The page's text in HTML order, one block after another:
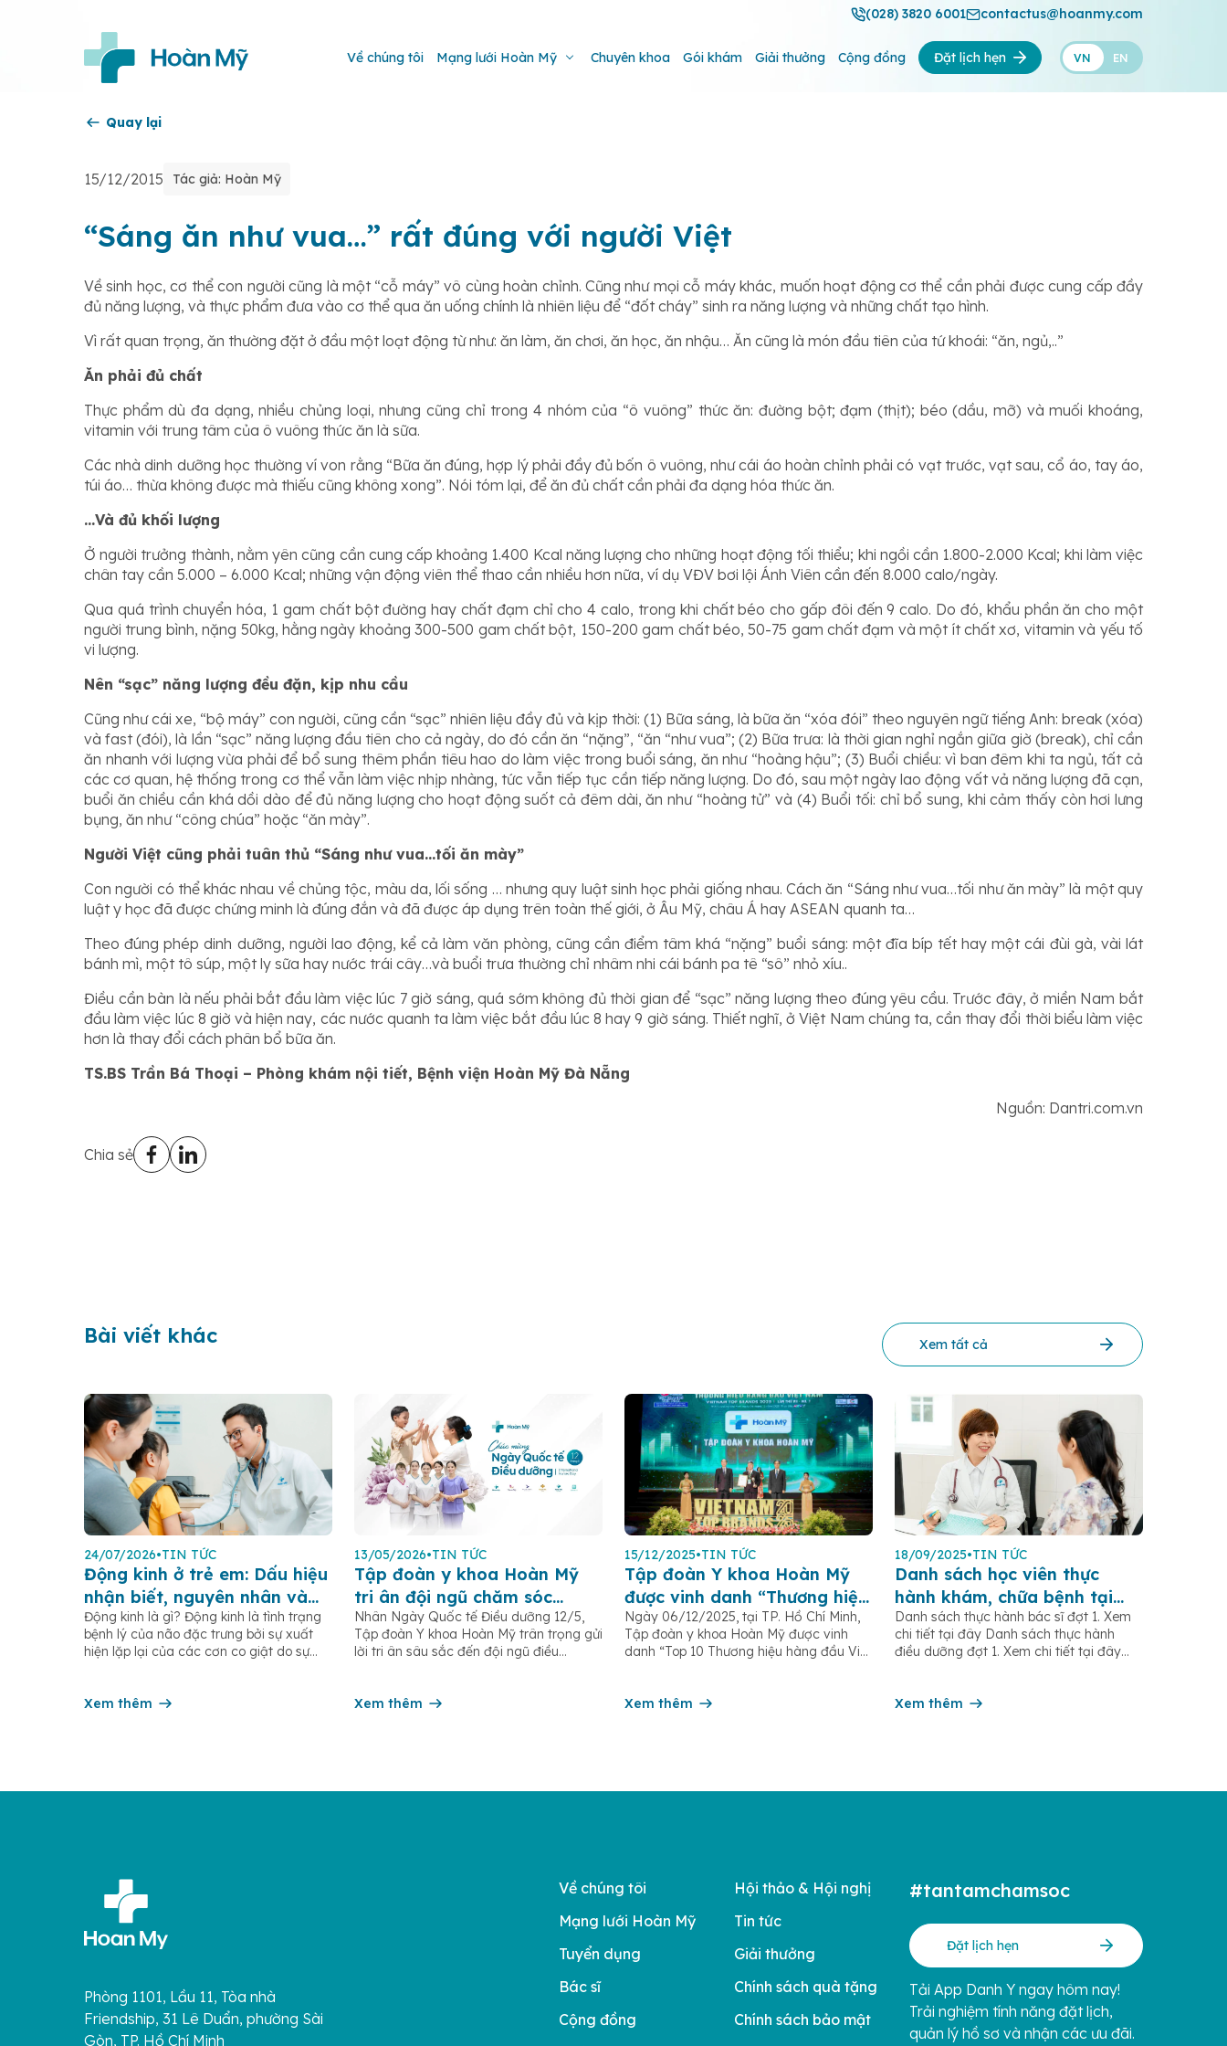
(028) 3820 6001 contactus@hoanmy.com
Về chúng tôi Mạng lưới Hoàn Mỹ Chuyên khoa Gói khám Giải thưởng Cộng đồng Đặt lịch hẹn VN EN
Quay lại
15/12/2015 Tác giả: Hoàn Mỹ
“Sáng ăn như vua…” rất đúng với người Việt
Về sinh học, cơ thể con người cũng là một “cỗ máy” vô cùng hoàn chỉnh. Cũng như mọi cỗ máy khác, muốn hoạt động cơ thể cần phải được cung cấp đầy
đủ năng lượng, và thực phẩm đưa vào cơ thể qua ăn uống chính là nhiên liệu để “đốt cháy” sinh ra năng lượng và những chất tạo hình.
Vì rất quan trọng, ăn thường đặt ở đầu một loạt động từ như: ăn làm, ăn chơi, ăn học, ăn nhậu… Ăn cũng là món đầu tiên của tứ khoái: “ăn, ngủ,..”
Ăn phải đủ chất
Thực phẩm dù đa dạng, nhiều chủng loại, nhưng cũng chỉ trong 4 nhóm của “ô vuông” thức ăn: đường bột; đạm (thịt); béo (dầu, mỡ) và muối khoáng,
vitamin với trung tâm của ô vuông thức ăn là sữa.
Các nhà dinh dưỡng học thường ví von rằng “Bữa ăn đúng, hợp lý phải đầy đủ bốn ô vuông, như cái áo hoàn chỉnh phải có vạt trước, vạt sau, cổ áo, tay áo,
túi áo… thừa không được mà thiếu cũng không xong”. Nói tóm lại, để ăn đủ chất cần phải đa dạng hóa thức ăn.
…Và đủ khối lượng
Ở người trưởng thành, nằm yên cũng cần cung cấp khoảng 1.400 Kcal năng lượng cho những hoạt động tối thiểu; khi ngồi cần 1.800-2.000 Kcal; khi làm việc
chân tay cần 5.000 – 6.000 Kcal; những vận động viên thể thao cần nhiều hơn nữa, ví dụ VĐV bơi lội Ánh Viên cần đến 8.000 calo/ngày.
Qua quá trình chuyển hóa, 1 gam chất bột đường hay chất đạm chỉ cho 4 calo, trong khi chất béo cho gấp đôi đến 9 calo. Do đó, khẩu phần ăn cho một
người trung bình, nặng 50kg, hằng ngày khoảng 300-500 gam chất bột, 150-200 gam chất béo, 50-75 gam chất đạm và một ít chất xơ, vitamin và yếu tố
vi lượng.
Nên “sạc” năng lượng đều đặn, kịp nhu cầu
Cũng như cái xe, “bộ máy” con người, cũng cần “sạc” nhiên liệu đầy đủ và kịp thời: (1) Bữa sáng, là bữa ăn “xóa đói” theo nguyên ngữ tiếng Anh: break (xóa)
và fast (đói), là lần “sạc” năng lượng đầu tiên cho cả ngày, do đó cần ăn “nặng”, “ăn “như vua”; (2) Bữa trưa: là thời gian nghỉ ngắn giữa giờ (break), chỉ cần
ăn nhanh với lượng vừa phải để bổ sung thêm phần tiêu hao do làm việc trong buổi sáng, ăn như “hoàng hậu”; (3) Buổi chiều: vì ban đêm khi ta ngủ, tất cả
các cơ quan, hệ thống trong cơ thể vẫn làm việc nhịp nhàng, tức vẫn tiếp tục cần tiếp năng lượng. Do đó, sau một ngày lao động vất vả năng lượng đã cạn,
buổi ăn chiều cần khá dồi dào để đủ năng lượng cho hoạt động suốt cả đêm dài, ăn như “hoàng tử” và (4) Buổi tối: chỉ bổ sung, khi cảm thấy còn hơi lưng
bụng, ăn như “công chúa” hoặc “ăn mày”.
Người Việt cũng phải tuân thủ “Sáng như vua…tối ăn mày”
Con người có thể khác nhau về chủng tộc, màu da, lối sống … nhưng quy luật sinh học phải giống nhau. Cách ăn “Sáng như vua…tối như ăn mày” là một quy
luật y học đã được chứng minh là đúng đắn và đã được áp dụng trên toàn thế giới, ở Âu Mỹ, châu Á hay ASEAN quanh ta…
Theo đúng phép dinh dưỡng, người lao động, kể cả làm văn phòng, cũng cần điểm tâm khá “nặng” buổi sáng: một đĩa bíp tết hay một cái đùi gà, vài lát
bánh mì, một tô súp, một ly sữa hay nước trái cây…và buổi trưa thường chỉ nhâm nhi cái bánh pa tê “sô” nhỏ xíu..
Điều cần bàn là nếu phải bắt đầu làm việc lúc 7 giờ sáng, quá sớm không đủ thời gian để “sạc” năng lượng theo đúng yêu cầu. Trước đây, ở miền Nam bắt
đầu làm việc lúc 8 giờ và hiện nay, các nước quanh ta làm việc bắt đầu lúc 8 hay 9 giờ sáng. Thiết nghĩ, ở Việt Nam chúng ta, cần thay đổi thời biểu làm việc
hơn là thay đổi cách phân bổ bữa ăn.
TS.BS Trần Bá Thoại – Phòng khám nội tiết, Bệnh viện Hoàn Mỹ Đà Nẵng
Nguồn: Dantri.com.vn
Chia sẻ
Bài viết khác Xem tất cả
24/07/2026•TIN TỨC
Động kinh ở trẻ em: Dấu hiệu
nhận biết, nguyên nhân và
cách xử trí
Động kinh là gì? Động kinh là tình trạng
bệnh lý của não đặc trưng bởi sự xuất
hiện lặp lại của các cơn co giật do sự
Những cơn này có thể gây ra rối loạn
Xem thêm
13/05/2026•TIN TỨC
Tập đoàn y khoa Hoàn Mỹ
tri ân đội ngũ chăm sóc
người bệnh nhân Ngày Quốc
tế Điều dưỡng 12/5
Nhân Ngày Quốc tế Điều dưỡng 12/5,
Tập đoàn Y khoa Hoàn Mỹ trân trọng gửi
lời tri ân sâu sắc đến đội ngũ điều
trên toàn hệ thống – những người luôn
Xem thêm
15/12/2025•TIN TỨC
Tập đoàn Y khoa Hoàn Mỹ
được vinh danh “Thương hiệu
hàng đầu Việt Nam 2025”
Ngày 06/12/2025, tại TP. Hồ Chí Minh,
Tập đoàn y khoa Hoàn Mỹ được vinh
danh “Top 10 Thương hiệu hàng đầu Việt
Công nghệ phối hợp với Trung tâm
Xem thêm
18/09/2025•TIN TỨC
Danh sách học viên thực
hành khám, chữa bệnh tại
bệnh viện Hoàn Mỹ Sài Gòn
Danh sách thực hành bác sĩ đợt 1. Xem
chi tiết tại đây Danh sách thực hành
điều dưỡng đợt 1. Xem chi tiết tại đây
hành điều dưỡng đợt 3. Xem chi tiết tại
Xem thêm
Phòng 1101, Lầu 11, Tòa nhà
Friendship, 31 Lê Duẩn, phường Sài
Gòn, TP. Hồ Chí Minh
Về chúng tôi
Mạng lưới Hoàn Mỹ
Tuyển dụng
Bác sĩ
Cộng đồng
Hội thảo & Hội nghị
Tin tức
Giải thưởng
Chính sách quà tặng
Chính sách bảo mật
#tantamchamsoc
Đặt lịch hẹn
Tải App Danh Y ngay hôm nay!
Trải nghiệm tính năng đặt lịch,
quản lý hồ sơ và nhận các ưu đãi.